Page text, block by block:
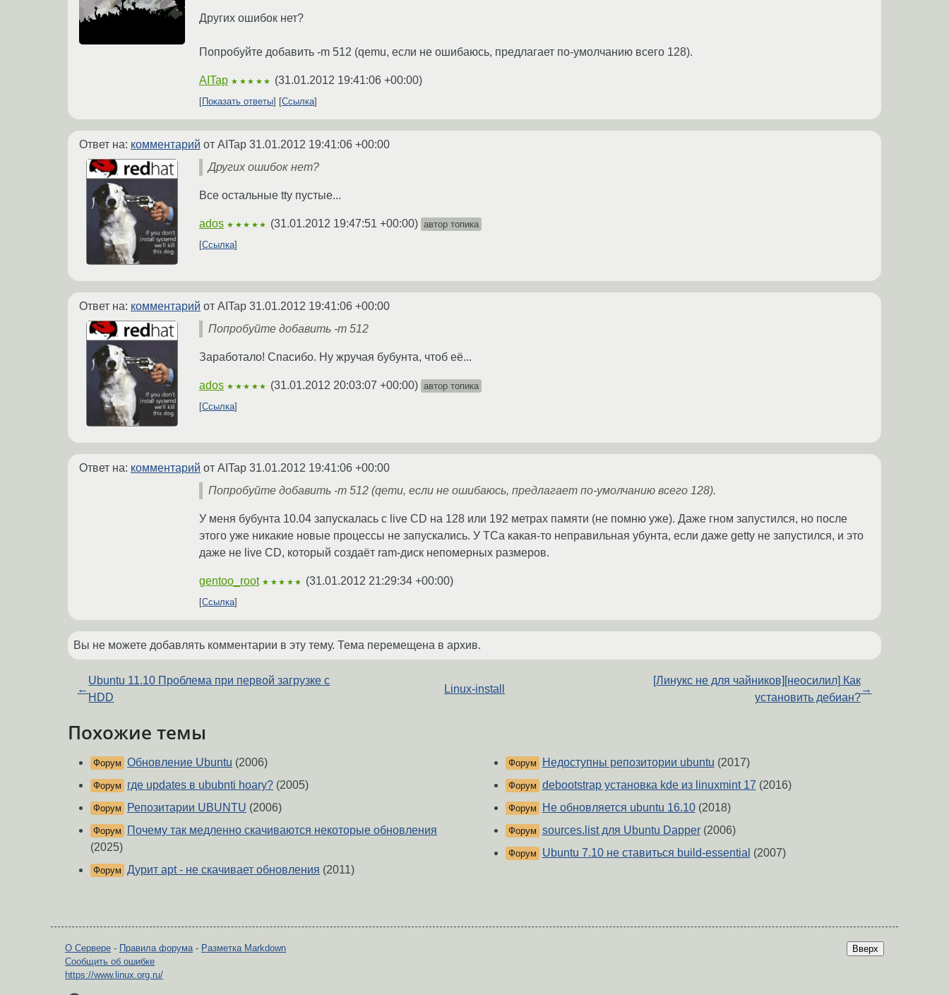
Других ошибок нет?
Попробуйте добавить -m 512 (qemu, если не ошибаюсь, предлагает по-умолчанию всего 128).
AITap ★★★★★ (31.01.2012 19:41:06 +00:00)
Показать ответы Ссылка
Ответ на: комментарий от AITap 31.01.2012 19:41:06 +00:00
Других ошибок нет?
Все остальные tty пустые...
ados ★★★★★ (31.01.2012 19:47:51 +00:00) автор топика
Ссылка
Ответ на: комментарий от AITap 31.01.2012 19:41:06 +00:00
Попробуйте добавить -m 512
Заработало! Спасибо. Ну жручая бубунта, чтоб её...
ados ★★★★★ (31.01.2012 20:03:07 +00:00) автор топика
Ссылка
Ответ на: комментарий от AITap 31.01.2012 19:41:06 +00:00
Попробуйте добавить -m 512 (qemu, если не ошибаюсь, предлагает по-умолчанию всего 128).
У меня бубунта 10.04 запускалась с live CD на 128 или 192 метрах памяти (не помню уже). Даже гном запустился, но после
этого уже никакие новые процессы не запускались. У ТСа какая-то неправильная убунта, если даже getty не запустился, и это
даже не live CD, который создаёт ram-диск непомерных размеров.
gentoo_root ★★★★★ (31.01.2012 21:29:34 +00:00)
Ссылка
Вы не можете добавлять комментарии в эту тему. Тема перемещена в архив.
←
Ubuntu 11.10 Проблема при первой загрузке с
HDD
Linux-install
[Линукс не для чайников][неосилил] Как
установить дебиан?
→
Похожие темы
Форум Обновление Ubuntu (2006)
Форум где updates в ububnti hoary? (2005)
Форум Репозитарии UBUNTU (2006)
Форум
Почему так медленно скачиваются некоторые обновления
(2025)
Форум Дурит apt - не скачивает обновления (2011)
Форум Недоступны репозитории ubuntu (2017)
Форум debootstrap установка kde из linuxmint 17 (2016)
Форум Не обновляется ubuntu 16.10(2018)
Форум sources.list для Ubuntu Dapper(2006)
Форум Ubuntu 7.10 не ставиться build-essential (2007)
Вверх
О Сервере - Правила форума - Разметка Markdown
Сообщить об ошибке
https://www.linux.org.ru/